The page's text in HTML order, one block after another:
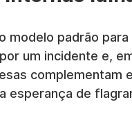
modelo padrão
um incidente e,
complementam
esperança de